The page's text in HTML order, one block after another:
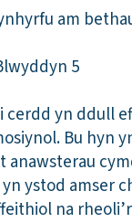
am
5
yn ddull
Bu hyn
ystod amser
na